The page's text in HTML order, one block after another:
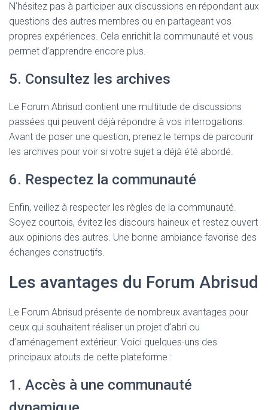
N’hésitez pas à participer aux discussions en répondant aux
questions des autres membres ou en partageant vos
propres expériences. Cela enrichit la communauté et vous
permet d’apprendre encore plus.
5. Consultez les archives
Le Forum Abrisud contient une multitude de discussions
passées qui peuvent déjà répondre à vos interrogations.
Avant de poser une question, prenez le temps de parcourir
les archives pour voir si votre sujet a déjà été abordé.
6. Respectez la communauté
Enfin, veillez à respecter les règles de la communauté.
Soyez courtois, évitez les discours haineux et restez ouvert
aux opinions des autres. Une bonne ambiance favorise des
échanges constructifs.
Les avantages du Forum Abrisud
Le Forum Abrisud présente de nombreux avantages pour
ceux qui souhaitent réaliser un projet d’abri ou
d’aménagement extérieur. Voici quelques-uns des
principaux atouts de cette plateforme :
1. Accès à une communauté